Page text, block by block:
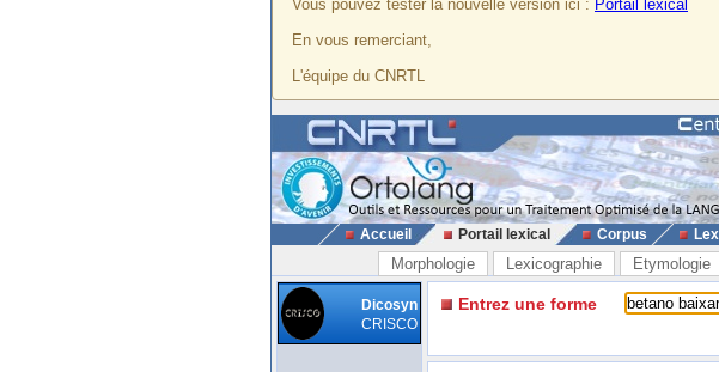
Vous pouvez tester la nouvelle version ici : Portail lexical
En vous remerciant,
L'équipe du CNRTL
Accueil Portail lexical Corpus
Morphologie Lexicographie Etymologie
Dicosyn
CRISCO
Entrez une forme